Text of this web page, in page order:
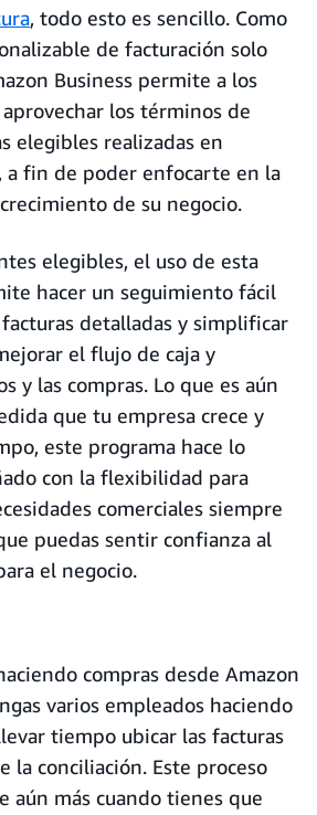
, todo esto es sencillo. Como
de facturación solo
Business permite a los
los términos de
elegibles realizadas en
a fin de poder enfocarte en la
de su negocio.
elegibles, el uso de esta
hacer un seguimiento fácil
detalladas y simplificar
el flujo de caja y
y las compras. Lo que es aún
que tu empresa crece y
este programa hace lo
con la flexibilidad para
comerciales siempre
puedas sentir confianza al
el negocio.
compras desde Amazon
varios empleados haciendo
tiempo ubicar las facturas
la conciliación. Este proceso
aún más cuando tienes que